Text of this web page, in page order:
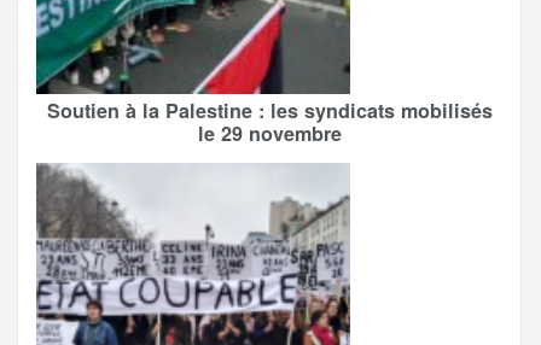
Soutien à la Palestine : les syndicats mobilisés
le 29 novembre